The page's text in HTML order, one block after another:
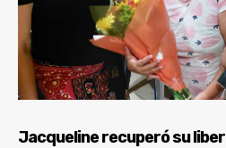
Jacqueline recuperó su